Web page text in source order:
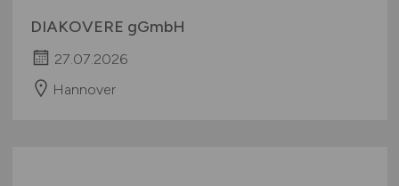
DIAKOVERE gGmbH
27.07.2026
Hannover